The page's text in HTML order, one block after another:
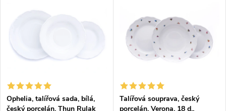
n
í
Nejprodávanější
p
s
Ophelia, talířová sada, bílá,
český porcelán, Thun Rulak
Talířová souprava, český
porcelán, Verona, 18 d.,